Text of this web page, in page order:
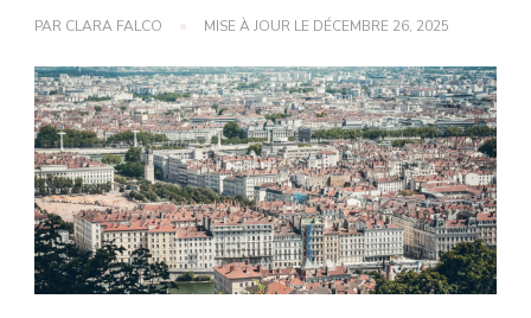
PAR CLARA FALCO MISE À JOUR LE DÉCEMBRE 26, 2025